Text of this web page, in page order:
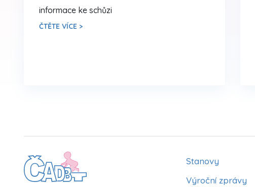
informace ke schůzi
ČTĚTE VÍCE >
Stanovy
Výroční zprávy